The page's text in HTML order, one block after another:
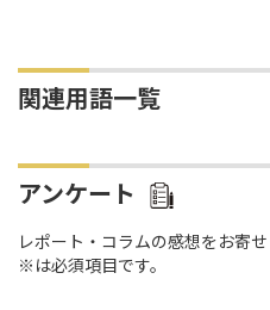
関連用語一覧
アンケート
レポート・コラムの感想をお寄
※は必須項目です。